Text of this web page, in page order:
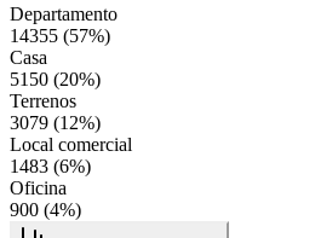
Departamento
14355 (57%)
Casa
5150 (20%)
Terrenos
3079 (12%)
Local comercial
1483 (6%)
Oficina
900 (4%)